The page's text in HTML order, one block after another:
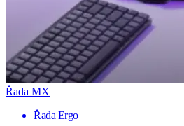
Řada MX
Řada Ergo